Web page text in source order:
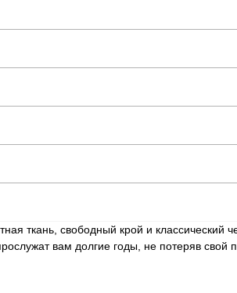
ткань, свободный крой и классический
вам долгие годы, не потеряв свой